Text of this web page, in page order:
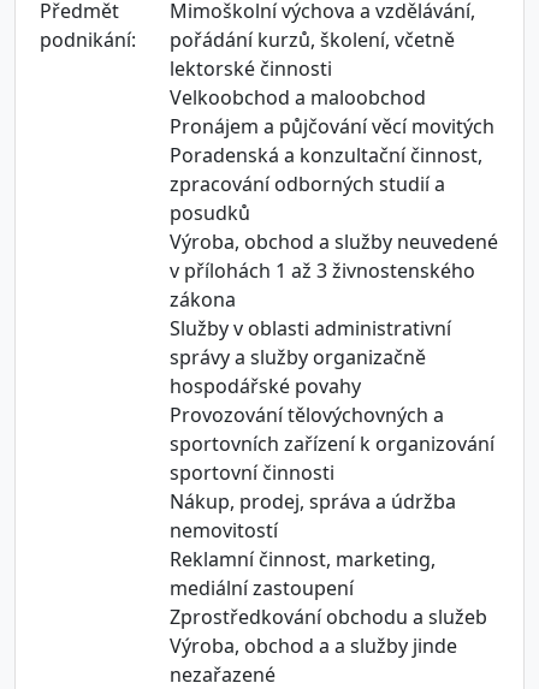
Předmět
podnikání:
Mimoškolní výchova a vzdělávání,
pořádání kurzů, školení, včetně
lektorské činnosti
Velkoobchod a maloobchod
Pronájem a půjčování věcí movitých
Poradenská a konzultační činnost,
zpracování odborných studií a
posudků
Výroba, obchod a služby neuvedené
v přílohách 1 až 3 živnostenského
zákona
Služby v oblasti administrativní
správy a služby organizačně
hospodářské povahy
Provozování tělovýchovných a
sportovních zařízení k organizování
sportovní činnosti
Nákup, prodej, správa a údržba
nemovitostí
Reklamní činnost, marketing,
mediální zastoupení
Zprostředkování obchodu a služeb
Výroba, obchod a a služby jinde
nezařazené